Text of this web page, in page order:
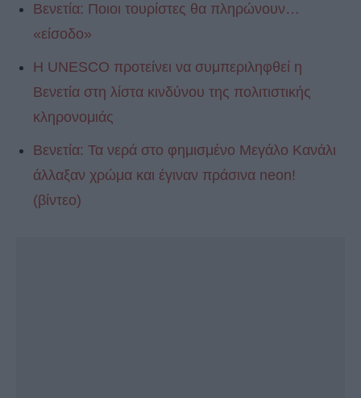
Βενετία: Ποιοι τουρίστες θα πληρώνουν…
«είσοδο»
Η UNESCO προτείνει να συμπεριληφθεί η
Βενετία στη λίστα κινδύνου της πολιτιστικής
κληρονομιάς
Βενετία: Τα νερά στο φημισμένο Μεγάλο Κανάλι
άλλαξαν χρώμα και έγιναν πράσινα neon!
(βίντεο)